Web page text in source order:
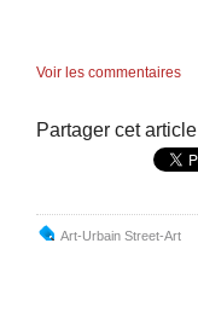
Voir les commentaires
Partager cet article
Art-Urbain Street-Art